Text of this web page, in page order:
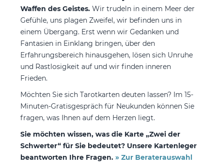
Waffen des Geistes. Wir trudeln in einem Meer der
Gefühle, uns plagen Zweifel, wir befinden uns in
einem Übergang. Erst wenn wir Gedanken und
Fantasien in Einklang bringen, über den
Erfahrungsbereich hinausgehen, lösen sich Unruhe
und Rastlosigkeit auf und wir finden inneren
Frieden.
Möchten Sie sich Tarotkarten deuten lassen? Im 15-
Minuten-Gratisgespräch für Neukunden können Sie
fragen, was Ihnen auf dem Herzen liegt.
Sie möchten wissen, was die Karte „Zwei der
Schwerter“ für Sie bedeutet? Unsere Kartenleger
beantworten Ihre Fragen. » Zur Beraterauswahl